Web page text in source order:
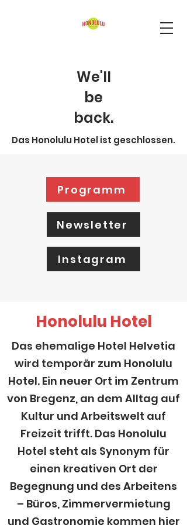
We'll
be
back.
Das Honolulu Hotel ist geschlossen.
Programm
Newsletter
Instagram
Honolulu Hotel
Das ehemalige Hotel Helvetia
wird temporär zum Honolulu
Hotel. Ein neuer Ort im Zentrum
von Bregenz, an dem Alltag auf
Kultur und Arbeitswelt auf
Freizeit trifft. Das Honolulu
Hotel steht als Synonym für
einen kreativen Ort der
Begegnung und des Arbeitens
– Büros, Zimmervermietung
und Gastronomie kommen hier